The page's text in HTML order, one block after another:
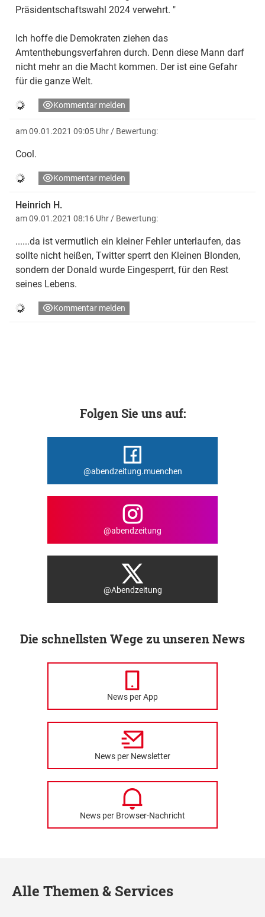
Präsidentschaftswahl 2024 verwehrt. "
Ich hoffe die Demokraten ziehen das
Amtenthebungsverfahren durch. Denn diese Mann darf
nicht mehr an die Macht kommen. Der ist eine Gefahr
für die ganze Welt.
Kommentar melden
am 09.01.2021 09:05 Uhr / Bewertung:
Cool.
Kommentar melden
Heinrich H.
am 09.01.2021 08:16 Uhr / Bewertung:
......da ist vermutlich ein kleiner Fehler unterlaufen, das
sollte nicht heißen, Twitter sperrt den Kleinen Blonden,
sondern der Donald wurde Eingesperrt, für den Rest
seines Lebens.
Kommentar melden
Folgen Sie uns auf:
@abendzeitung.muenchen
@abendzeitung
@Abendzeitung
Die schnellsten Wege zu unseren News
News per App
News per Newsletter
News per Browser-Nachricht
Alle Themen & Services